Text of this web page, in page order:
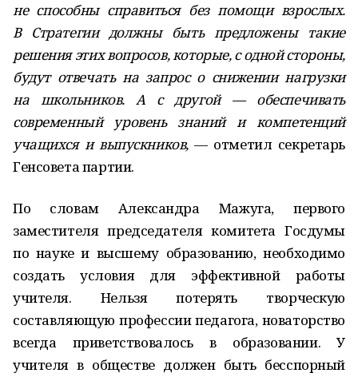
не способны справиться без помощи взрослых.
В Стратегии должны быть предложены такие
решения этих вопросов, которые, с одной стороны,
будут отвечать на запрос о снижении нагрузки
на школьников. А с другой — обеспечивать
современный уровень знаний и компетенций
учащихся и выпускников,— отметил секретарь
Генсовета партии.
По словам Александра Мажуга, первого
заместителя председателя комитета Госдумы
по науке и высшему образованию, необходимо
создать условия для эффективной работы
учителя. Нельзя потерять творческую
составляющую профессии педагога, новаторство
всегда приветствовалось в образовании. У
учителя в обществе должен быть бесспорный